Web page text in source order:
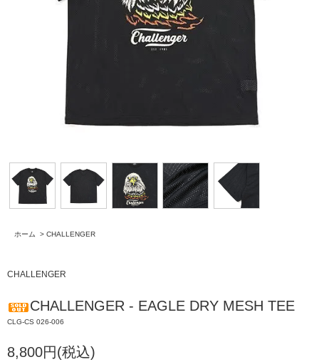
ホーム > CHALLENGER
CHALLENGER
CHALLENGER - EAGLE DRY MESH TEE
CLG-CS 026-006
8,800円(税込)